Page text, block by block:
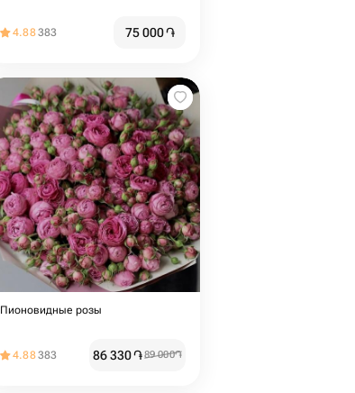
4.88383 75 000֏
Пионовидные розы
4.88383 86 330֏89 000֏